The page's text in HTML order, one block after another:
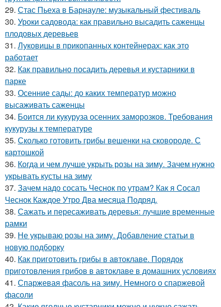
29. Стас Пьеха в Барнауле: музыкальный фестиваль
30. Уроки садовода: как правильно высадить саженцы
плодовых деревьев
31. Луковицы в прикопанных контейнерах: как это
работает
32. Как правильно посадить деревья и кустарники в
парке
33. Осенние сады: до каких температур можно
высаживать саженцы
34. Боится ли кукуруза осенних заморозков. Требования
кукурузы к температуре
35. Сколько готовить грибы вешенки на сковороде. С
картошкой
36. Когда и чем лучше укрыть розы на зиму. Зачем нужно
укрывать кусты на зиму
37. Зачем надо сосать Чеснок по утрам? Как я Сосал
Чеснок Каждое Утро Два месяца Подряд.
38. Сажать и пересаживать деревья: лучшие временные
рамки
39. Не укрываю розы на зиму. Добавление статьи в
новую подборку
40. Как приготовить грибы в автоклаве. Порядок
приготовления грибов в автоклаве в домашних условиях
41. Спаржевая фасоль на зиму. Немного о спаржевой
фасоли